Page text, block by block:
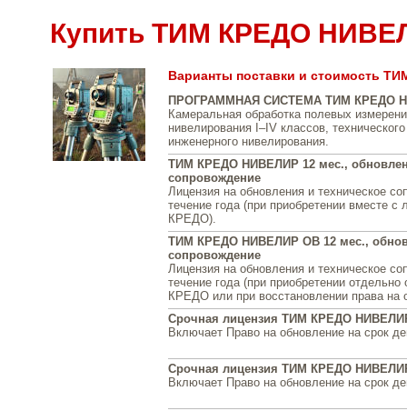
Купить ТИМ КРЕДО
Варианты поставки и стоимость
ПРОГРАММНАЯ СИСТЕМА ТИМ КРЕДО
Камеральная обработка полевых
нивелирования I–IV классов,
инженерного нивелирования.
ТИМ КРЕДО НИВЕЛИР 12 мес.,
сопровождение
Лицензия на обновления и техническое
течение года (при приобретении вместе
КРЕДО).
ТИМ КРЕДО НИВЕЛИР ОВ 12 мес.,
сопровождение
Лицензия на обновления и техническое
течение года (при приобретении
КРЕДО или при восстановлении права на
Срочная лицензия ТИМ КРЕДО
Включает Право на обновление на срок
Срочная лицензия ТИМ КРЕДО
Включает Право на обновление на срок